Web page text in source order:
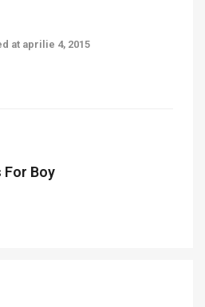
at aprilie 4, 2015
For Boy